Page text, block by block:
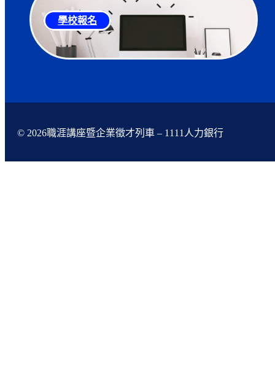
學校報名
© 2026職涯講座暨企業徵才列車 – 1111人力銀行